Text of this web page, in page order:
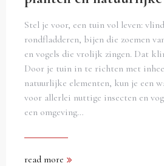
Stel je voor, een tuin vol leven:
rondfladderen, bijen die zoemen
en vogels die vrolijk zingen. Dat
Door je tuin in te richten met
natuurlijke elementen, kun je een
voor allerlei nuttige insecten en
een omgeving…
read more